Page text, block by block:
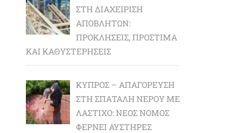
ΣΤΗ ΔΙΑΧΕΊΡΙΣΗ
ΑΠΟΒΛΉΤΩΝ:
ΠΡΟΚΛΉΣΕΙΣ, ΠΡΌΣΤΙΜΑ
ΚΑΙ ΚΑΘΥΣΤΕΡΉΣΕΙΣ
ΚΎΠΡΟΣ – ΑΠΑΓΌΡΕΥΣΗ
ΣΤΗ ΣΠΑΤΆΛΗ ΝΕΡΟΎ ΜΕ
ΛΆΣΤΙΧΟ: ΝΈΟΣ ΝΌΜΟΣ
ΦΈΡΝΕΙ ΑΥΣΤΗΡΈΣ